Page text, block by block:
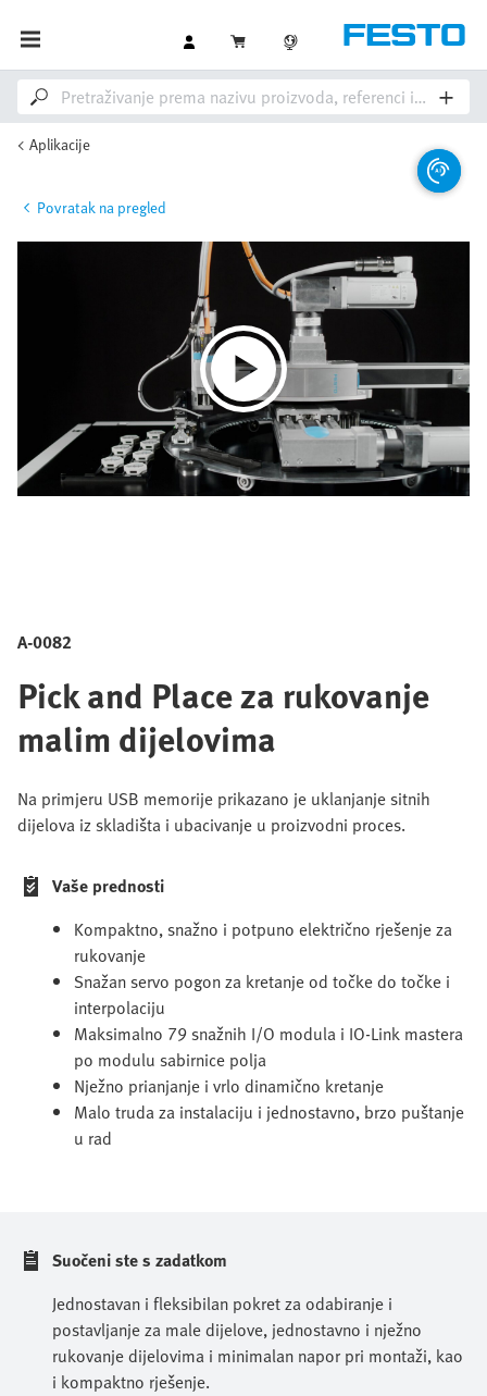
Aplikacije
Povratak na pregled
A-0082
Pick and Place za rukovanje
malim dijelovima
Na primjeru USB memorije prikazano je uklanjanje sitnih
dijelova iz skladišta i ubacivanje u proizvodni proces.
Vaše prednosti
Kompaktno, snažno i potpuno električno rješenje za
rukovanje
Snažan servo pogon za kretanje od točke do točke i
interpolaciju
Maksimalno 79 snažnih I/O modula i IO-Link mastera
po modulu sabirnice polja
Nježno prianjanje i vrlo dinamično kretanje
Malo truda za instalaciju i jednostavno, brzo puštanje
u rad
Suočeni ste s zadatkom
Jednostavan i fleksibilan pokret za odabiranje i
postavljanje za male dijelove, jednostavno i nježno
rukovanje dijelovima i minimalan napor pri montaži, kao
i kompaktno rješenje.